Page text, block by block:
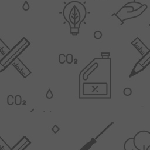
Mengers
Bekijk alles